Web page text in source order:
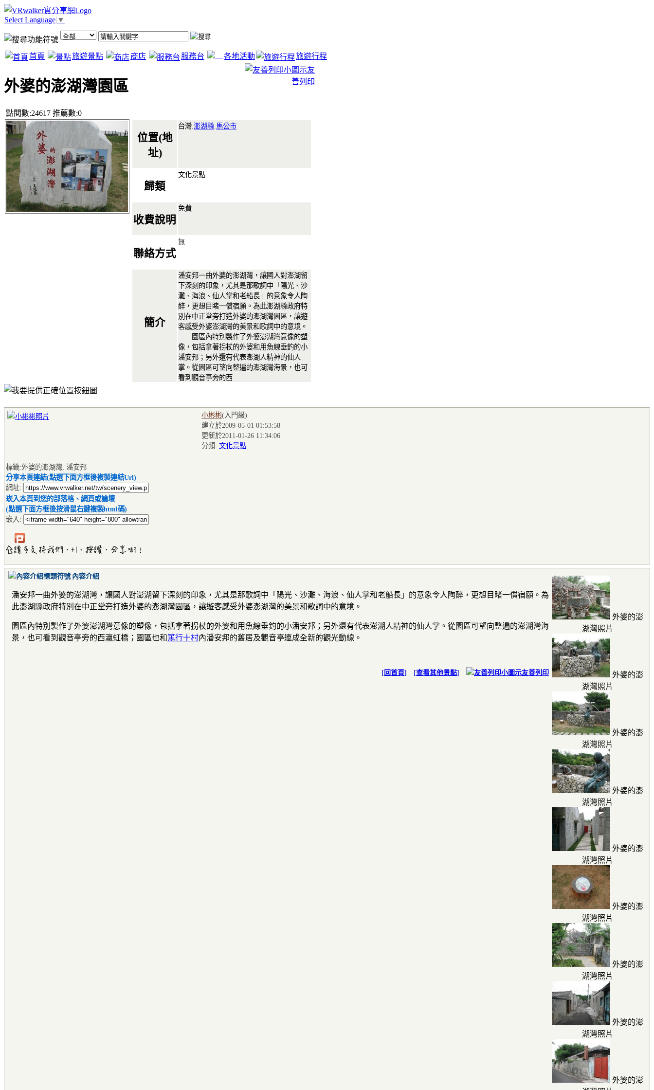
Select Language ▼
首頁 旅遊景點 商店 服務台 各地活動 旅遊行程
外婆的澎湖灣園區
點閱數:24617 推薦數:0
友
善列印
位置(地
址)
台灣. 澎湖縣 馬公市
歸類
文化景點
收費說明
免費
聯絡方式
無
簡介
潘安邦一曲外婆的澎湖灣，讓國人對澎湖留
下深刻的印象，尤其是那歌詞中「陽光、沙
灘、海浪、仙人掌和老船長」的意象令人陶
醉，更想目睹一償宿願。為此澎湖縣政府特
別在中正堂旁打造外婆的澎湖灣園區，讓遊
客感受外婆澎湖灣的美景和歌詞中的意境。
園區內特別製作了外婆澎湖灣意像的塑
像，包括拿著拐杖的外婆和用魚線垂釣的小
潘安邦；另外還有代表澎湖人精神的仙人
掌。從園區可望向整遍的澎湖灣海景，也可
看到觀音亭旁的西
小彬彬(入門級)
建立於2009-05-01 01:53:58
更新於2011-01-26 11:34:06
分類: 文化景點
標籤:外婆的澎湖灣, 潘安邦
分享本頁連結(點選下面方框後複製連結Url)
網址:
崁入本頁到您的部落格、網頁或論壇
(點選下面方框後按滑鼠右鍵複製html碼)
嵌入:
外婆的澎
湖灣照片
外婆的澎
湖灣照片
外婆的澎
湖灣照片
外婆的澎
湖灣照片
外婆的澎
湖灣照片
外婆的澎
湖灣照片
外婆的澎
湖灣照片
外婆的澎
湖灣照片
外婆的澎
內容介紹
潘安邦一曲外婆的澎湖灣，讓國人對澎湖留下深刻的印象，尤其是那歌詞中「陽光、沙灘、海浪、仙人掌和老船長」的意象令人陶醉，更想目睹一償宿願。為
此澎湖縣政府特別在中正堂旁打造外婆的澎湖灣園區，讓遊客感受外婆澎湖灣的美景和歌詞中的意境。
園區內特別製作了外婆澎湖灣意像的塑像，包括拿著拐杖的外婆和用魚線垂釣的小潘安邦；另外還有代表澎湖人精神的仙人掌。從園區可望向整遍的澎湖灣海
景，也可看到觀音亭旁的西瀛虹橋；園區也和篤行十村內潘安邦的舊居及觀音亭連成全新的觀光動線。
[ 回首頁] [查看其他景點] 友善列印